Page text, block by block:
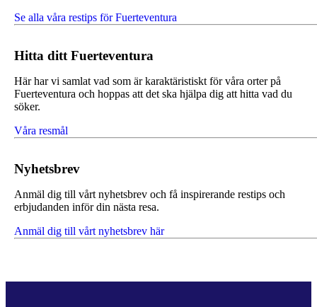
Se alla våra restips för Fuerteventura
Hitta ditt Fuerteventura
Här har vi samlat vad som är karaktäristiskt för våra orter på
Fuerteventura och hoppas att det ska hjälpa dig att hitta vad du
söker.
Våra resmål
Nyhetsbrev
Anmäl dig till vårt nyhetsbrev och få inspirerande restips och
erbjudanden inför din nästa resa.
Anmäl dig till vårt nyhetsbrev här